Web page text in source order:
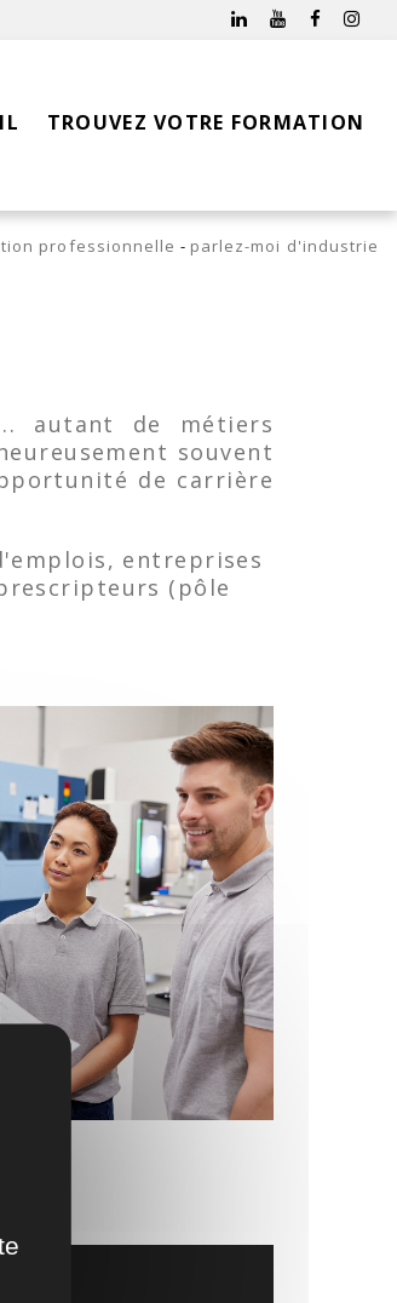
TROUVEZ VOTRE FORMATION
professionnelle parlez-moi d'industrie
autant de métiers
souvent
de carrière
entreprises
(pôle